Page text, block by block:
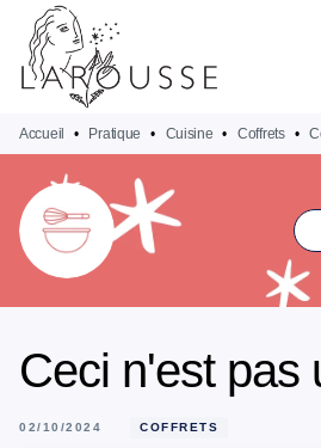
MENU
PIED DE PAGE
Accueil • Pratique • Cuisine • Coffrets •
Ceci n'est pas
02/10/2024 COFFRETS